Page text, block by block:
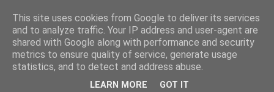
Σύλλογος Ιπποκράτειος
This site uses cookies from Google to deliver its services
and to analyze traffic. Your IP address and user-agent are
shared with Google along with performance and security
metrics to ensure quality of service, generate usage
statistics, and to detect and address abuse.
LEARN MORE GOT IT